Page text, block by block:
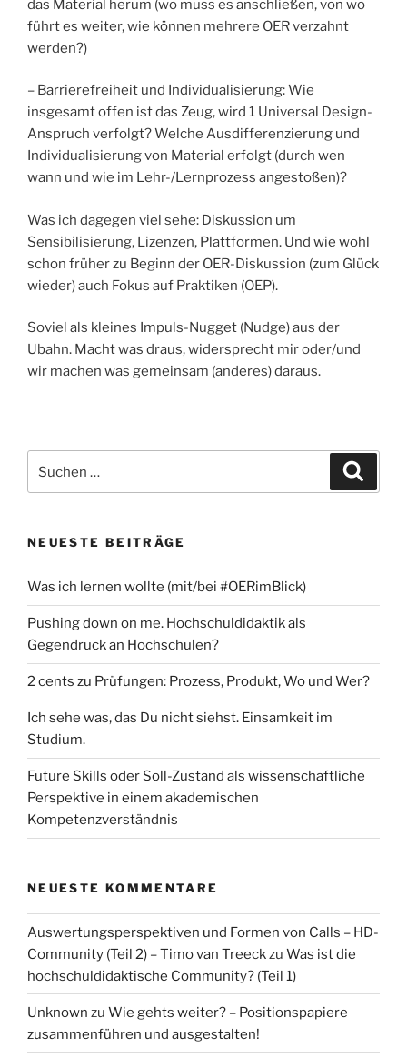
das Material herum (wo muss es anschließen, von wo
führt es weiter, wie können mehrere OER verzahnt
werden?)
– Barrierefreiheit und Individualisierung: Wie
insgesamt offen ist das Zeug, wird 1 Universal Design-
Anspruch verfolgt? Welche Ausdifferenzierung und
Individualisierung von Material erfolgt (durch wen
wann und wie im Lehr-/Lernprozess angestoßen)?
Was ich dagegen viel sehe: Diskussion um
Sensibilisierung, Lizenzen, Plattformen. Und wie wohl
schon früher zu Beginn der OER-Diskussion (zum Glück
wieder) auch Fokus auf Praktiken (OEP).
Soviel als kleines Impuls-Nugget (Nudge) aus der
Ubahn. Macht was draus, widersprecht mir oder/und
wir machen was gemeinsam (anderes) daraus.
nach:
NEUESTE BEITRÄGE
Was ich lernen wollte (mit/bei #OERimBlick)
Pushing down on me. Hochschuldidaktik als
Gegendruck an Hochschulen?
2 cents zu Prüfungen: Prozess, Produkt, Wo und Wer?
Ich sehe was, das Du nicht siehst. Einsamkeit im
Studium.
Future Skills oder Soll-Zustand als wissenschaftliche
Perspektive in einem akademischen
Kompetenzverständnis
NEUESTE KOMMENTARE
Auswertungsperspektiven und Formen von Calls – HD-
Community (Teil 2) – Timo van Treeckzu Was ist die
hochschuldidaktische Community? (Teil 1)
Unknown zu Wie gehts weiter? – Positionspapiere
zusammenführen und ausgestalten!